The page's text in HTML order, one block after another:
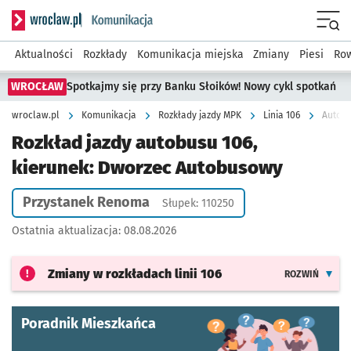
Serwis informacyjny wroclaw.pl podserwis: Komunikacja
Aktualności Rozkłady Komunikacja miejska Zmiany Piesi
WROCŁAW Spotkajmy się przy Banku Słoików! Nowy cykl spotkań
wroclaw.pl Komunikacja Rozkłady jazdy MPK Linia 106
Rozkład jazdy autobusu 106,
kierunek: Dworzec Autobusowy
Przystanek Renoma Słupek: 110250
Ostatnia aktualizacja: 08.08.2026
Zmiany w rozkładach linii 106 ROZWIŃ
Poradnik Mieszkańca